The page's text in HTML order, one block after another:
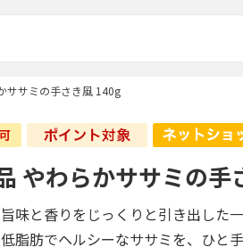
ササミの手さき風 140g
やわらかササミの手
味と香りをじっくりと引き出した
脂肪でヘルシーなササミを、ひと